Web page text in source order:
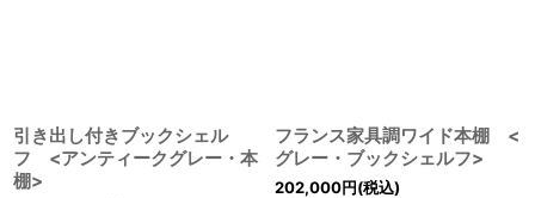
引き出し付きブックシェル
フ <アンティークグレー・本
棚>
フランス家具調ワイド本棚 <
グレー・ブックシェルフ>
202,000円(税込)